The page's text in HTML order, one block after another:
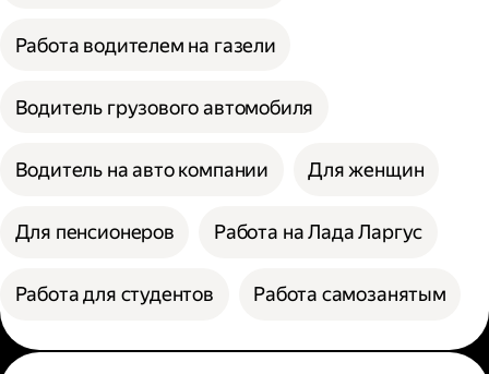
Работа водителем на газели
Водитель грузового автомобиля
Водитель на авто компании Для женщин
Для пенсионеров Работа на Лада Ларгус
Работа для студентов Работа самозанятым